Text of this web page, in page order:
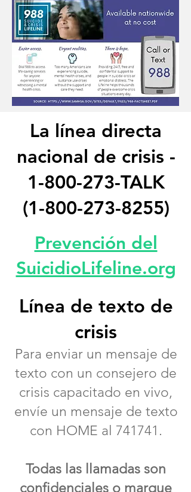
La línea directa
nacional de crisis -
1-800-273-TALK
(1-800-273-8255)
Prevención del
SuicidioLifeline.org
Línea de texto de
crisis
Para enviar un mensaje de
texto con un consejero de
crisis capacitado en vivo,
envíe un mensaje de texto
con HOME al 741741.
Todas las llamadas son
confidenciales o marque